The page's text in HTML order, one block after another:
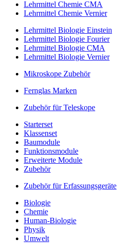
Lehrmittel Chemie CMA
Lehrmittel Chemie Vernier
Lehrmittel Biologie Einstein
Lehrmittel Biologie Fourier
Lehrmittel Biologie CMA
Lehrmittel Biologie Vernier
Mikroskope Zubehör
Fernglas Marken
Zubehör für Teleskope
Starterset
Klassenset
Baumodule
Funktionsmodule
Erweiterte Module
Zubehör
Zubehör für Erfassungsgeräte
Biologie
Chemie
Human-Biologie
Physik
Umwelt